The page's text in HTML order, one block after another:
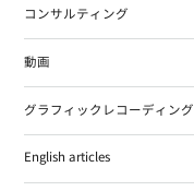
コンサルティング
動画
グラフィックレコーディング
English articles